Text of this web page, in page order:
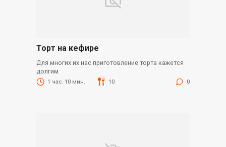
Торт на кефире
Для многих их нас приготовление торта кажется
долгим
1 час. 10 мин. 10 0